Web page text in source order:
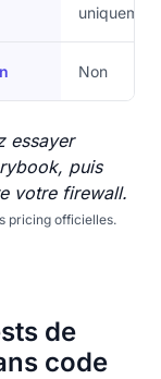
uniquement
Non
essayer
puis
votre firewall.
pricing officielles.
de
code